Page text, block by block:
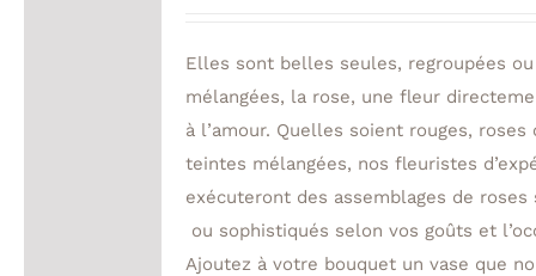
Elles sont belles seules, regroupées ou
mélangées, la rose, une fleur
à l’amour. Quelles soient rouges, roses
teintes mélangées, nos fleuristes
exécuteront des assemblages de roses
ou sophistiqués selon vos goûts et
Ajoutez à votre bouquet un vase que